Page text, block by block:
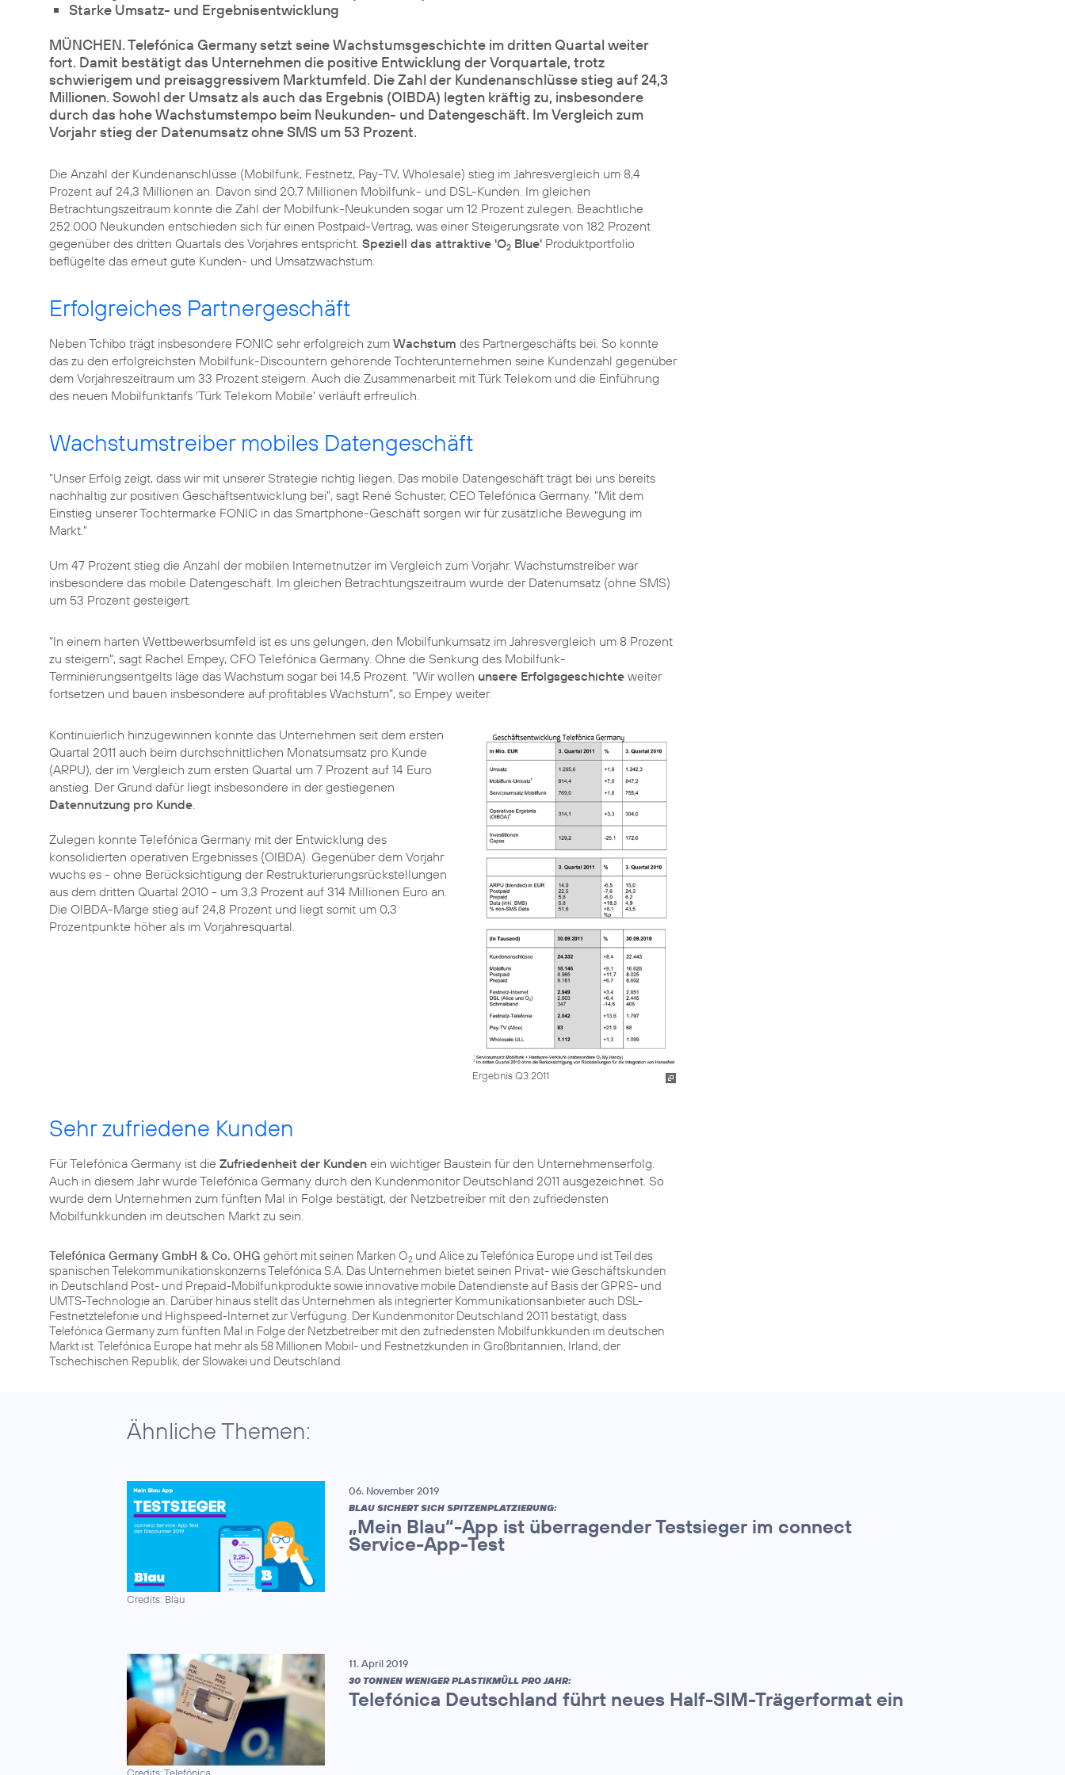
Starke Umsatz- und Ergebnisentwicklung
MÜNCHEN. Telefónica Germany setzt seine Wachstumsgeschichte im dritten Quartal weiter
fort. Damit bestätigt das Unternehmen die positive Entwicklung der Vorquartale, trotz
schwierigem und preisaggressivem Marktumfeld. Die Zahl der Kundenanschlüsse stieg auf 24,3
Millionen. Sowohl der Umsatz als auch das Ergebnis (OIBDA) legten kräftig zu, insbesondere
durch das hohe Wachstumstempo beim Neukunden- und Datengeschäft. Im Vergleich zum
Vorjahr stieg der Datenumsatz ohne SMS um 53 Prozent.
Die Anzahl der Kundenanschlüsse (Mobilfunk, Festnetz, Pay-TV, Wholesale) stieg im Jahresvergleich um 8,4
Prozent auf 24,3 Millionen an. Davon sind 20,7 Millionen Mobilfunk- und DSL-Kunden. Im gleichen
Betrachtungszeitraum konnte die Zahl der Mobilfunk-Neukunden sogar um 12 Prozent zulegen. Beachtliche
252.000 Neukunden entschieden sich für einen Postpaid-Vertrag, was einer Steigerungsrate von 182 Prozent
gegenüber des dritten Quartals des Vorjahres entspricht. Speziell das attraktive 'O2 Blue' Produktportfolio
beflügelte das erneut gute Kunden- und Umsatzwachstum.
Erfolgreiches Partnergeschäft
Neben Tchibo trägt insbesondere FONIC sehr erfolgreich zum Wachstum des Partnergeschäfts bei. So konnte
das zu den erfolgreichsten Mobilfunk-Discountern gehörende Tochterunternehmen seine Kundenzahl gegenüber
dem Vorjahreszeitraum um 33 Prozent steigern. Auch die Zusammenarbeit mit Türk Telekom und die Einführung
des neuen Mobilfunktarifs 'Türk Telekom Mobile' verläuft erfreulich.
Wachstumstreiber mobiles Datengeschäft
"Unser Erfolg zeigt, dass wir mit unserer Strategie richtig liegen. Das mobile Datengeschäft trägt bei uns bereits
nachhaltig zur positiven Geschäftsentwicklung bei", sagt René Schuster, CEO Telefónica Germany. "Mit dem
Einstieg unserer Tochtermarke FONIC in das Smartphone-Geschäft sorgen wir für zusätzliche Bewegung im
Markt."
Um 47 Prozent stieg die Anzahl der mobilen Internetnutzer im Vergleich zum Vorjahr. Wachstumstreiber war
insbesondere das mobile Datengeschäft. Im gleichen Betrachtungszeitraum wurde der Datenumsatz (ohne SMS)
um 53 Prozent gesteigert.
"In einem harten Wettbewerbsumfeld ist es uns gelungen, den Mobilfunkumsatz im Jahresvergleich um 8 Prozent
zu steigern", sagt Rachel Empey, CFO Telefónica Germany. Ohne die Senkung des Mobilfunk-
Terminierungsentgelts läge das Wachstum sogar bei 14,5 Prozent. "Wir wollen unsere Erfolgsgeschichte weiter
fortsetzen und bauen insbesondere auf profitables Wachstum", so Empey weiter.
Ergebnis Q3 2011
Kontinuierlich hinzugewinnen konnte das Unternehmen seit dem ersten
Quartal 2011 auch beim durchschnittlichen Monatsumsatz pro Kunde
(ARPU), der im Vergleich zum ersten Quartal um 7 Prozent auf 14 Euro
anstieg. Der Grund dafür liegt insbesondere in der gestiegenen
Datennutzung pro Kunde.
Zulegen konnte Telefónica Germany mit der Entwicklung des
konsolidierten operativen Ergebnisses (OIBDA). Gegenüber dem Vorjahr
wuchs es - ohne Berücksichtigung der Restrukturierungsrückstellungen
aus dem dritten Quartal 2010 - um 3,3 Prozent auf 314 Millionen Euro an.
Die OIBDA-Marge stieg auf 24,8 Prozent und liegt somit um 0,3
Prozentpunkte höher als im Vorjahresquartal.
Sehr zufriedene Kunden
Für Telefónica Germany ist die Zufriedenheit der Kunden ein wichtiger Baustein für den Unternehmenserfolg.
Auch in diesem Jahr wurde Telefónica Germany durch den Kundenmonitor Deutschland 2011 ausgezeichnet. So
wurde dem Unternehmen zum fünften Mal in Folge bestätigt, der Netzbetreiber mit den zufriedensten
Mobilfunkkunden im deutschen Markt zu sein.
Telefónica Germany GmbH & Co. OHG gehört mit seinen Marken O2 und Alice zu Telefónica Europe und ist Teil des
spanischen Telekommunikationskonzerns Telefónica S.A. Das Unternehmen bietet seinen Privat- wie Geschäftskunden
in Deutschland Post- und Prepaid-Mobilfunkprodukte sowie innovative mobile Datendienste auf Basis der GPRS- und
UMTS-Technologie an. Darüber hinaus stellt das Unternehmen als integrierter Kommunikationsanbieter auch DSL-
Festnetztelefonie und Highspeed-Internet zur Verfügung. Der Kundenmonitor Deutschland 2011 bestätigt, dass
Telefónica Germany zum fünften Mal in Folge der Netzbetreiber mit den zufriedensten Mobilfunkkunden im deutschen
Markt ist. Telefónica Europe hat mehr als 58 Millionen Mobil- und Festnetzkunden in Großbritannien, Irland, der
Tschechischen Republik, der Slowakei und Deutschland.
Ähnliche Themen:
Credits: Blau
06. November 2019
BLAU SICHERT SICH SPITZENPLATZIERUNG:
„Mein Blau“-App ist überragender Testsieger im connect
Service-App-Test
Credits: Telefónica
11. April 2019
30 TONNEN WENIGER PLASTIKMÜLL PRO JAHR:
Telefónica Deutschland führt neues Half-SIM-Trägerformat ein